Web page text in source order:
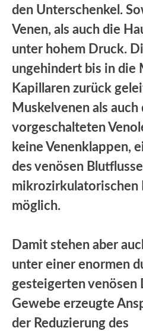
den Unterschenkel.
Venen, als auch die
unter hohem Druck.
ungehindert bis in die
Kapillaren zurück
Muskelvenen als auch
vorgeschalteten
keine Venenklappen,
des venösen
mikrozirkulatorischen
möglich.
Damit stehen aber
unter einer enormen
gesteigerten venösen
Gewebe erzeugte
der Reduzierung des